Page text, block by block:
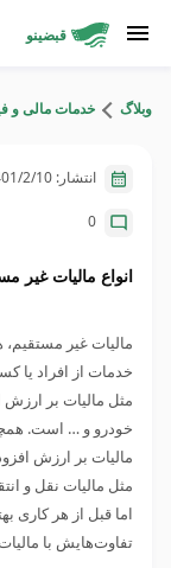
قبضینو
وبلاگ خدمات مالی و
انتشار: 2/10
انواع مالیات غیر
مالیات غیر مستقیم،
خدمات از افراد یا
مثل مالیات بر ارزش
خودرو و … است.
مالیات بر ارزش
مثل مالیات نقل و
اما قبل از هر کاری
تفاوت‌هایش با